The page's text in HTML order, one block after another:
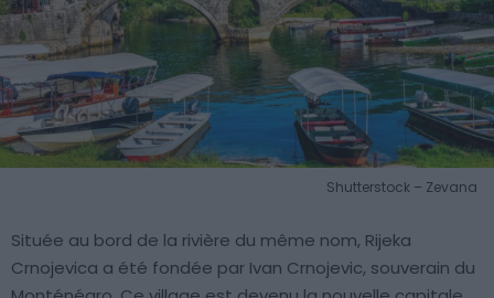
Shutterstock – Zevana
Située au bord de la rivière du même nom, Rijeka
Crnojevica a été fondée par Ivan Crnojevic, souverain du